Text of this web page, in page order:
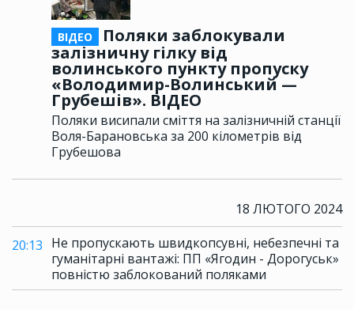
ВІДЕО
Поляки заблокували
залізничну гілку від
волинського пункту пропуску
«Володимир-Волинський —
Грубешів». ВІДЕО
Поляки висипали сміття на залізничній станції
Воля-Барановська за 200 кілометрів від
Грубешова
18 ЛЮТОГО 2024
20:13 Не пропускають швидкопсувні, небезпечні та
гуманітарні вантажі: ПП «Ягодин - Дорогуськ»
повністю заблокований поляками